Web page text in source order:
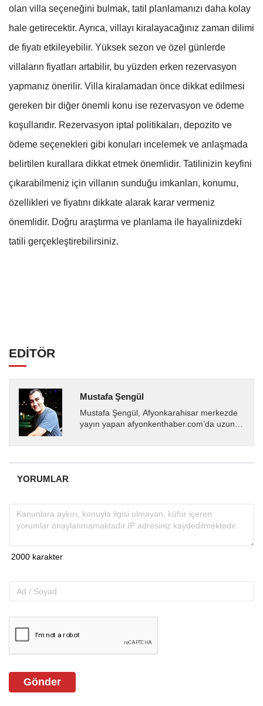
olan villa seçeneğini bulmak, tatil planlamanızı daha kolay
hale getirecektir. Ayrıca, villayı kiralayacağınız zaman dilimi
de fiyatı etkileyebilir. Yüksek sezon ve özel günlerde
villaların fiyatları artabilir, bu yüzden erken rezervasyon
yapmanız önerilir. Villa kiralamadan önce dikkat edilmesi
gereken bir diğer önemli konu ise rezervasyon ve ödeme
koşullarıdır. Rezervasyon iptal politikaları, depozito ve
ödeme seçenekleri gibi konuları incelemek ve anlaşmada
belirtilen kurallara dikkat etmek önemlidir. Tatilinizin keyfini
çıkarabilmeniz için villanın sunduğu imkanları, konumu,
özellikleri ve fiyatını dikkate alarak karar vermeniz
önemlidir. Doğru araştırma ve planlama ile hayalinizdeki
tatili gerçekleştirebilirsiniz.
EDİTÖR
Mustafa Şengül
Mustafa Şengül, Afyonkarahisar merkezde
yayın yapan afyonkenthaber.com’da uzun
almakta, haber akışı...
YORUMLAR
Gönder